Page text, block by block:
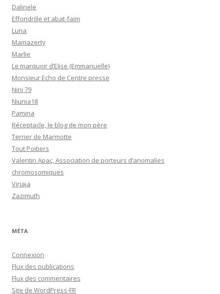
Dalinele
Effondrille et abat-faim
Luna
Mamazerty
Marlie
Le marquoir d’Elise (Emmanuelle)
Monsieur Echo de Centre presse
Nini 79
Niunia18
Pamina
Réceptacle, le blog de mon père
Terrier de Marmotte
Tout Poitiers
Valentin Apac, Association de porteurs d’anomalies
chromosomiques
Virjaja
Zazimuth
MÉTA
Connexion
Flux des publications
Flux des commentaires
Site de WordPress-FR